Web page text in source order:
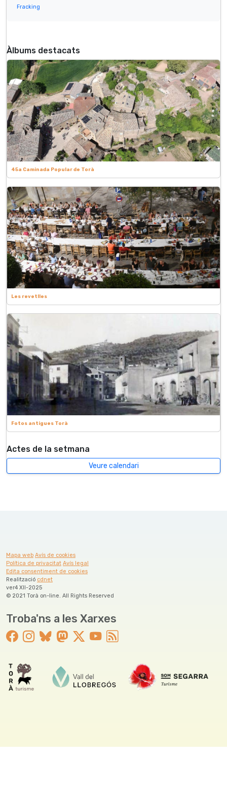
Fracking
Àlbums destacats
45a Caminada Popular de Torà
Les revetlles
Fotos antigues Torà
Actes de la setmana
Veure calendari
Mapa web Avís de cookies
Política de privacitat Avís legal
Edita consentiment de cookies
Realització cdnet
ver4 XII-2025
© 2021 Torà on-line. All Rights Reserved
Troba'ns a les Xarxes